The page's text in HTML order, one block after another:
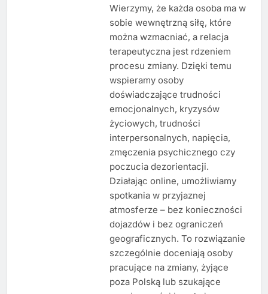
Wierzymy, że każda osoba ma w
sobie wewnętrzną siłę, które
można wzmacniać, a relacja
terapeutyczna jest rdzeniem
procesu zmiany. Dzięki temu
wspieramy osoby
doświadczające trudności
emocjonalnych, kryzysów
życiowych, trudności
interpersonalnych, napięcia,
zmęczenia psychicznego czy
poczucia dezorientacji.
Działając online, umożliwiamy
spotkania w przyjaznej
atmosferze – bez konieczności
dojazdów i bez ograniczeń
geograficznych. To rozwiązanie
szczególnie doceniają osoby
pracujące na zmiany, żyjące
poza Polską lub szukające